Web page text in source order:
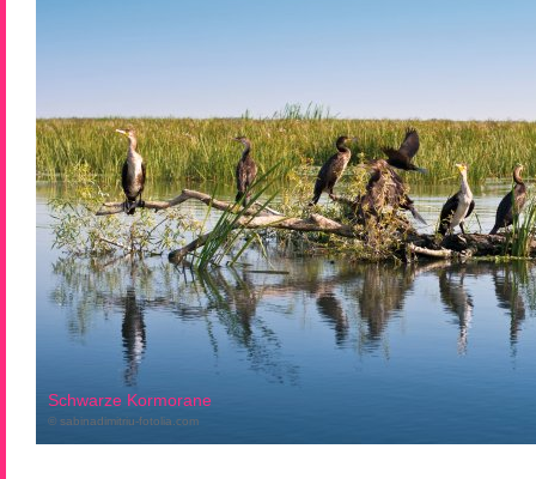
Schwarze Kormorane
© sabinadimitriu-fotolia.com